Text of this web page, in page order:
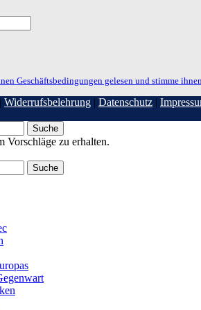
Geschäftsbedingungen gelesen und stimme
| Widerrufsbelehrung | Datenschutz |
Suche
Vorschläge zu erhalten.
Suche